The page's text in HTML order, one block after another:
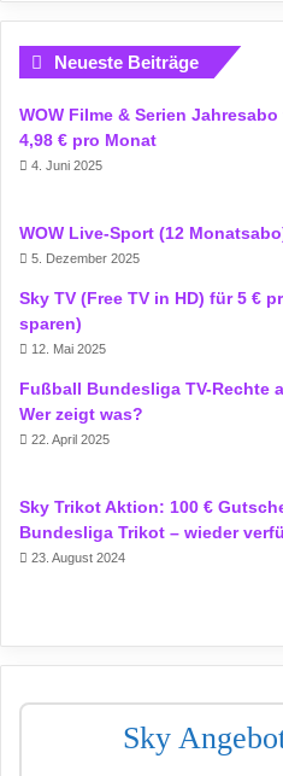
Neueste Beiträge
WOW Filme & Serien
4,98 € pro Monat
4. Juni 2025
WOW Live-Sport (12
5. Dezember 2025
Sky TV (Free TV in HD) für 5 €
sparen)
12. Mai 2025
Fußball Bundesliga TV-Rechte
Wer zeigt was?
22. April 2025
Sky Trikot Aktion: 100 €
Bundesliga Trikot – wieder
23. August 2024
Sky